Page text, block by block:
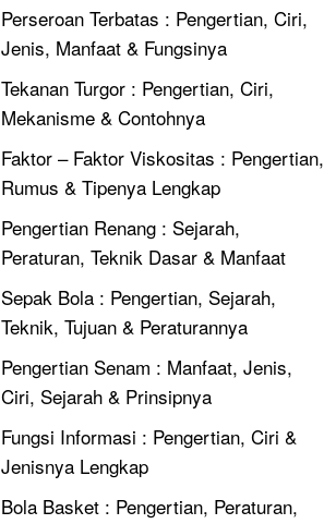
Perseroan Terbatas : Pengertian, Ciri,
Jenis, Manfaat & Fungsinya
Tekanan Turgor : Pengertian, Ciri,
Mekanisme & Contohnya
Faktor – Faktor Viskositas : Pengertian,
Rumus & Tipenya Lengkap
Pengertian Renang : Sejarah,
Peraturan, Teknik Dasar & Manfaat
Sepak Bola : Pengertian, Sejarah,
Teknik, Tujuan & Peraturannya
Pengertian Senam : Manfaat, Jenis,
Ciri, Sejarah & Prinsipnya
Fungsi Informasi : Pengertian, Ciri &
Jenisnya Lengkap
Bola Basket : Pengertian, Peraturan,